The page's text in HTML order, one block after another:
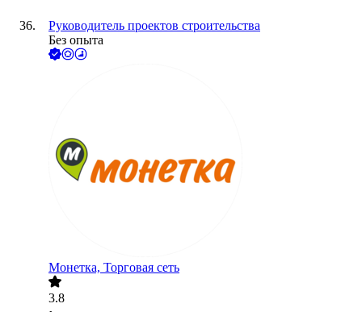
Руководитель проектов строительства
Без опыта
Монетка, Торговая сеть
3.8